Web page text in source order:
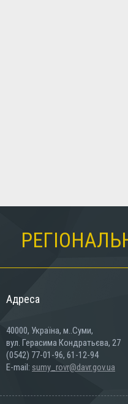
Адреса
40000, Україна, м..Суми,
вул. Герасима Кондратьєва, 27
(0542) 77-01-96, 61-12-94
E-mail: sumy_rovr@davr.gov.ua